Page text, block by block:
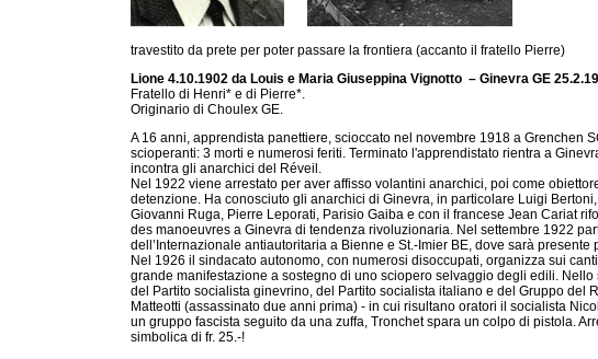
travestito da prete per poter passare la frontiera (accanto il fratello Pierre)
Lione 4.10.1902 da Louis e Maria Giuseppina Vignotto – Ginevra GE
Fratello di Henri* e di Pierre*.
Originario di Choulex GE.
A 16 anni, apprendista panettiere, scioccato nel novembre 1918 a Grenchen
scioperanti: 3 morti e numerosi feriti. Terminato l'apprendistato rientra a
incontra gli anarchici del Réveil.
Nel 1922 viene arrestato per aver affisso volantini anarchici, poi come
detenzione. Ha conosciuto gli anarchici di Ginevra, in particolare Luigi
Giovanni Ruga, Pierre Leporati, Parisio Gaiba e con il francese Jean Cariat
des manoeuvres a Ginevra di tendenza rivoluzionaria. Nel settembre 1922
dell’Internazionale antiautoritaria a Bienne e St.-Imier BE, dove sarà presente
Nel 1926 il sindacato autonomo, con numerosi disoccupati, organizza sui
grande manifestazione a sostegno di uno sciopero selvaggio degli edili.
del Partito socialista ginevrino, del Partito socialista italiano e del Gruppo del
Matteotti (assassinato due anni prima) - in cui risultano oratori il socialista
un gruppo fascista seguito da una zuffa, Tronchet spara un colpo di pistola.
simbolica di fr. 25.-!